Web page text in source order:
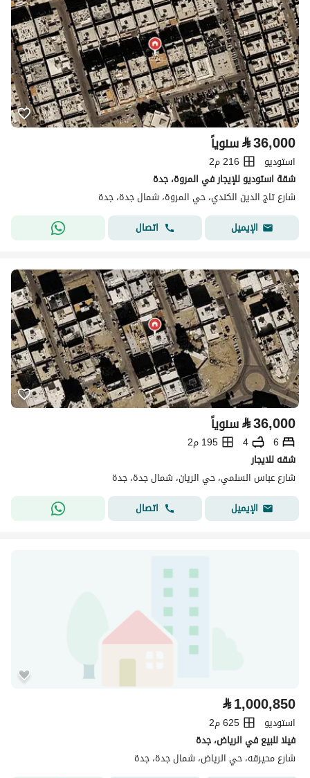
⃁36,000 سنوياً
استوديو
216 م2
شقة استوديو للإيجار في المروة، جدة
شارع تاج الدين الكندي، حي المروة، شمال جدة، جدة
الإيميل
اتصال
⃁36,000 سنوياً
6
4
195 م2
شقه للايجار
شارع عباس السلمي، حي الريان، شمال جدة، جدة
الإيميل
اتصال
⃁1,000,850
استوديو
625 م2
فيلا للبيع في الرياض، جدة
شارع محيرقه، حي الرياض، شمال جدة، جدة